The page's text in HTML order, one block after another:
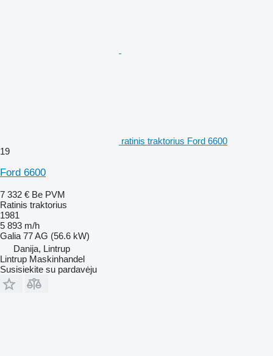
ratinis traktorius Ford 6600
19
Ford 6600
7 332 € Be PVM
Ratinis traktorius
1981
5 893 m/h
Galia 77 AG (56.6 kW)
Danija, Lintrup
Lintrup Maskinhandel
Susisiekite su pardavėju